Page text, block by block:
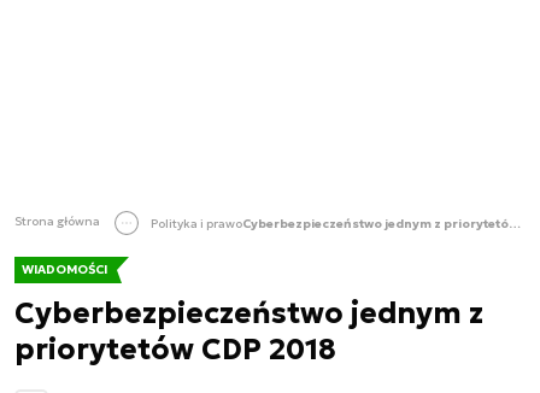
Strona główna Polityka i prawo Cyberbezpieczeństwo jednym z priorytetów CDP 2018
WIADOMOŚCI
Cyberbezpieczeństwo jednym z
priorytetów CDP 2018